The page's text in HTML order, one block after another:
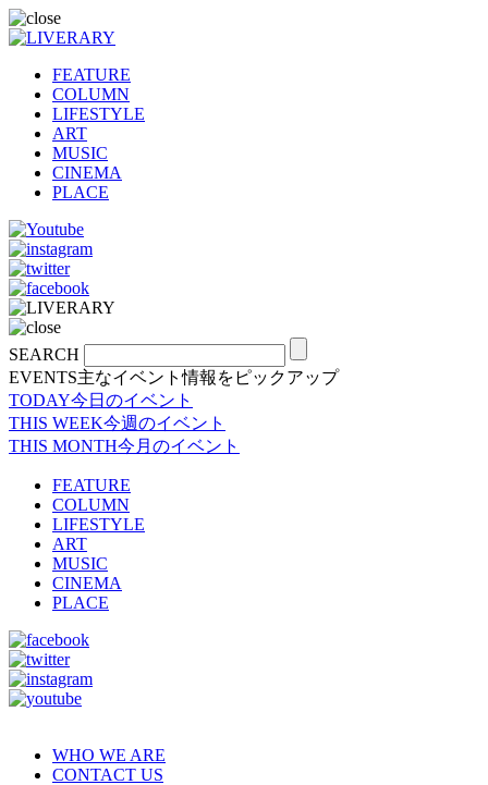
FEATURE
COLUMN
LIFESTYLE
ART
MUSIC
CINEMA
PLACE
SEARCH
EVENTS主なイベント情報をピックアップ
TODAY今日のイベント
THIS WEEK今週のイベント
THIS MONTH今月のイベント
FEATURE
COLUMN
LIFESTYLE
ART
MUSIC
CINEMA
PLACE
WHO WE ARE
CONTACT US